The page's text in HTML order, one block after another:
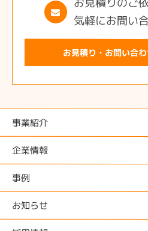
気軽にお問い
お見積り・お問い合
事業紹介
企業情報
事例
お知らせ